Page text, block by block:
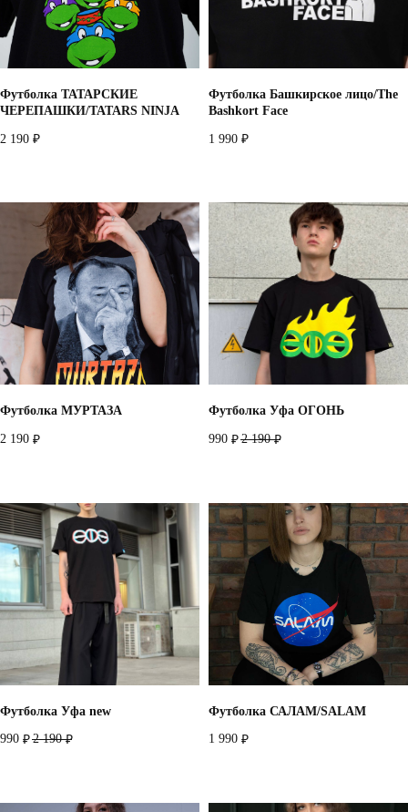
Футболка ТАТАРСКИЕ
ЧЕРЕПАШКИ/TATARS NINJA
2 190 ₽
Футболка Башкирское лицо/The
Bashkort Face
1 990 ₽
Футболка МУРТАЗА
2 190 ₽
Футболка Уфа ОГОНЬ
990 ₽ 2 190 ₽
Футболка Уфа new
990 ₽ 2 190 ₽
Футболка САЛАМ/SALAM
1 990 ₽
2026 разработано вwebius.pro
*запрещено на территории РФ
Youtube
Whatsapp
Telegram